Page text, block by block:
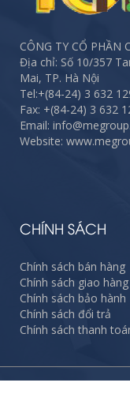
CÔNG TY CỔ PHẦN
Địa chỉ: Số 10/357
Mai, TP. Hà Nội
Tel:+(84-24) 3 632
Fax: +(84-24) 3 632
Email:
Website:
CHÍNH SÁCH
Chính sách bán hàng
Chính sách giao hàng
Chính sách bảo hành
Chính sách đổi trả
Chính sách thanh